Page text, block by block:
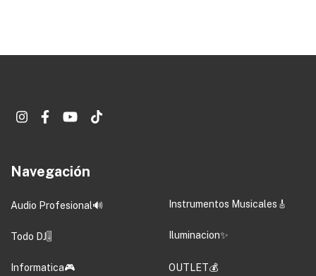
Navegación
Audio Profesional🔊 Instrumentos Musicales🎸
Todo DJ🎚️ Iluminacion✨
Informatica🎮 OUTLET💰